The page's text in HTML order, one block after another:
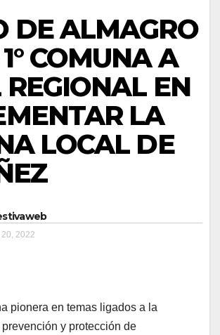
DE ALMAGRO
COMUNA A
REGIONAL EN
LA
LOCAL DE
2022
pionera en temas ligados a la
y protección de